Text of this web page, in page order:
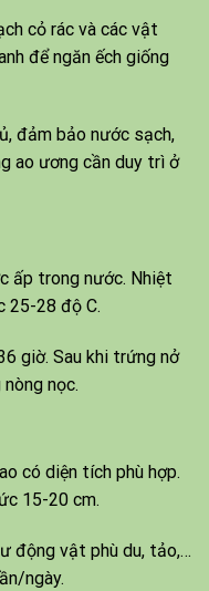
cỏ rác và các vật
để ngăn ếch giống
đảm bảo nước sạch,
ao ương cần duy trì ở
ấp trong nước. Nhiệt
25-28 độ C.
giờ. Sau khi trứng nở
nọc.
có diện tích phù hợp.
15-20 cm.
động vật phù du, tảo,…
ngày.